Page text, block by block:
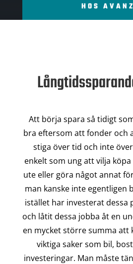
HOS
Att börja spara så tidigt
bra eftersom att fonder och
stiga över tid och inte
enkelt som ung att vilja
ute eller göra något annat
man kanske inte egentligen
istället har investerat dessa
och låtit dessa jobba åt en
en mycket större summa att
viktiga saker som bil,
investeringar. Man måste